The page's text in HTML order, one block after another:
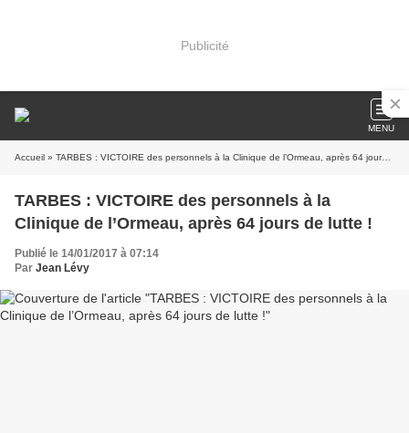
Publicité
MENU
Accueil » TARBES : VICTOIRE des personnels à la Clinique de l’Ormeau, après 64 jours de lutte !
TARBES : VICTOIRE des personnels à la
Clinique de l’Ormeau, après 64 jours de lutte !
Publié le 14/01/2017 à 07:14
Par Jean Lévy